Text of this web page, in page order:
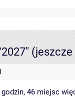
godzin, 46 miejsc